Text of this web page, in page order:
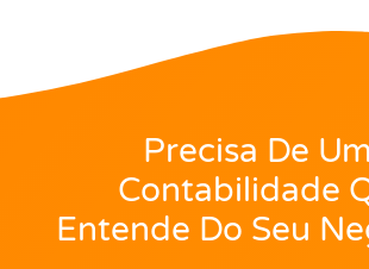
Precisa De
Contabilidade
Entende Do Seu